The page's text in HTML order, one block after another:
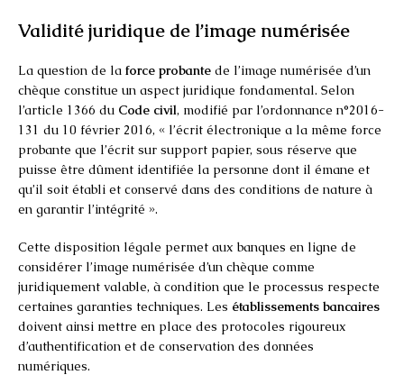
Validité juridique de l’image numérisée
La question de la force probante de l’image numérisée d’un
chèque constitue un aspect juridique fondamental. Selon
l’article 1366 du Code civil, modifié par l’ordonnance n°2016-
131 du 10 février 2016, « l’écrit électronique a la même force
probante que l’écrit sur support papier, sous réserve que
puisse être dûment identifiée la personne dont il émane et
qu’il soit établi et conservé dans des conditions de nature à
en garantir l’intégrité ».
Cette disposition légale permet aux banques en ligne de
considérer l’image numérisée d’un chèque comme
juridiquement valable, à condition que le processus respecte
certaines garanties techniques. Les établissements bancaires
doivent ainsi mettre en place des protocoles rigoureux
d’authentification et de conservation des données
numériques.